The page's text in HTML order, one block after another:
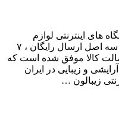
های اینترنتی لوازم
آرایشی بهداشتی و زیبایی با پایبندی به سه اصل ارسال رایگان ، ۷
کالا موفق شده است که
و زیبایی در ایران
زیبالون …